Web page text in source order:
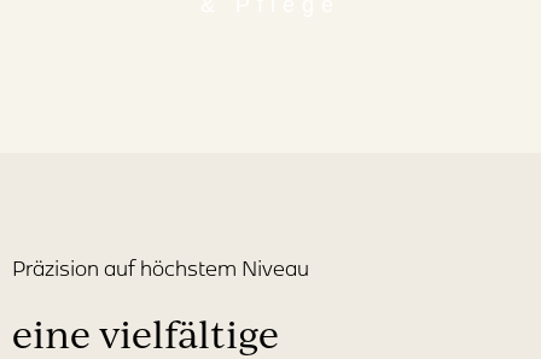
Präzision auf höchstem Niveau
eine vielfältige